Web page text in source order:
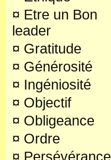
¤ Etre un Bon
leader
¤ Gratitude
¤ Générosité
¤ Ingéniosité
¤ Objectif
¤ Obligeance
¤ Ordre
¤ Persévérance